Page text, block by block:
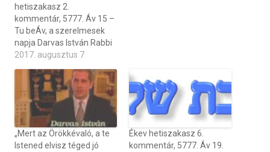
hetiszakasz 2.
kommentár, 5777. Áv 15 –
Tu beÁv, a szerelmesek
napja Darvas István Rabbi
2017. augusztus 7
„Mert az Örökkévaló, a te
Istened elvisz téged jó
Ékev hetiszakasz 6.
kommentár, 5777. Áv 19.